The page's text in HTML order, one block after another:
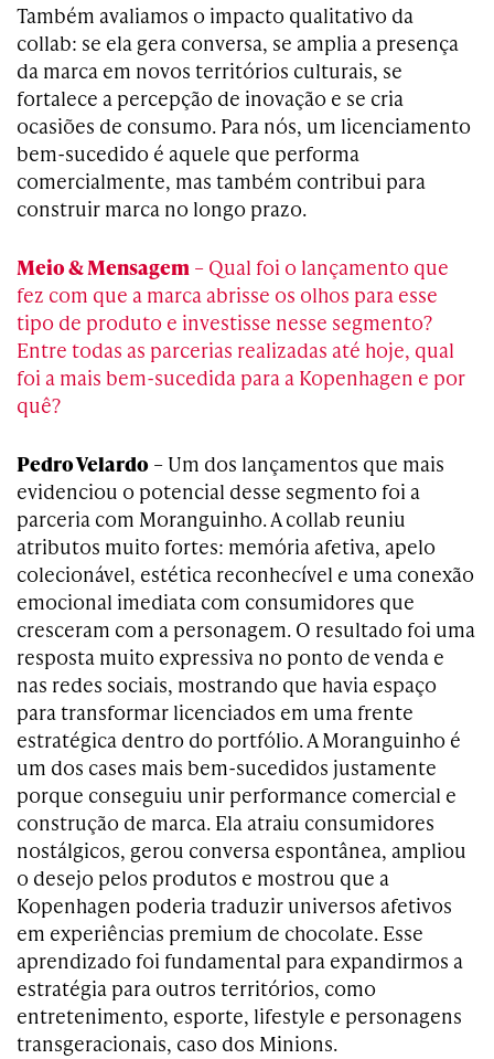
Também avaliamos o impacto qualitativo da
collab: se ela gera conversa, se amplia a presença
da marca em novos territórios culturais, se
fortalece a percepção de inovação e se cria
ocasiões de consumo. Para nós, um licenciamento
bem-sucedido é aquele que performa
comercialmente, mas também contribui para
construir marca no longo prazo.
Meio & Mensagem – Qual foi o lançamento que
fez com que a marca abrisse os olhos para esse
tipo de produto e investisse nesse segmento?
Entre todas as parcerias realizadas até hoje, qual
foi a mais bem-sucedida para a Kopenhagen e por
quê?
Pedro Velardo – Um dos lançamentos que mais
evidenciou o potencial desse segmento foi a
parceria com Moranguinho. A collab reuniu
atributos muito fortes: memória afetiva, apelo
colecionável, estética reconhecível e uma conexão
emocional imediata com consumidores que
cresceram com a personagem. O resultado foi uma
resposta muito expressiva no ponto de venda e
nas redes sociais, mostrando que havia espaço
para transformar licenciados em uma frente
estratégica dentro do portfólio. A Moranguinho é
um dos cases mais bem-sucedidos justamente
porque conseguiu unir performance comercial e
construção de marca. Ela atraiu consumidores
nostálgicos, gerou conversa espontânea, ampliou
o desejo pelos produtos e mostrou que a
Kopenhagen poderia traduzir universos afetivos
em experiências premium de chocolate. Esse
aprendizado foi fundamental para expandirmos a
estratégia para outros territórios, como
entretenimento, esporte, lifestyle e personagens
transgeracionais, caso dos Minions.